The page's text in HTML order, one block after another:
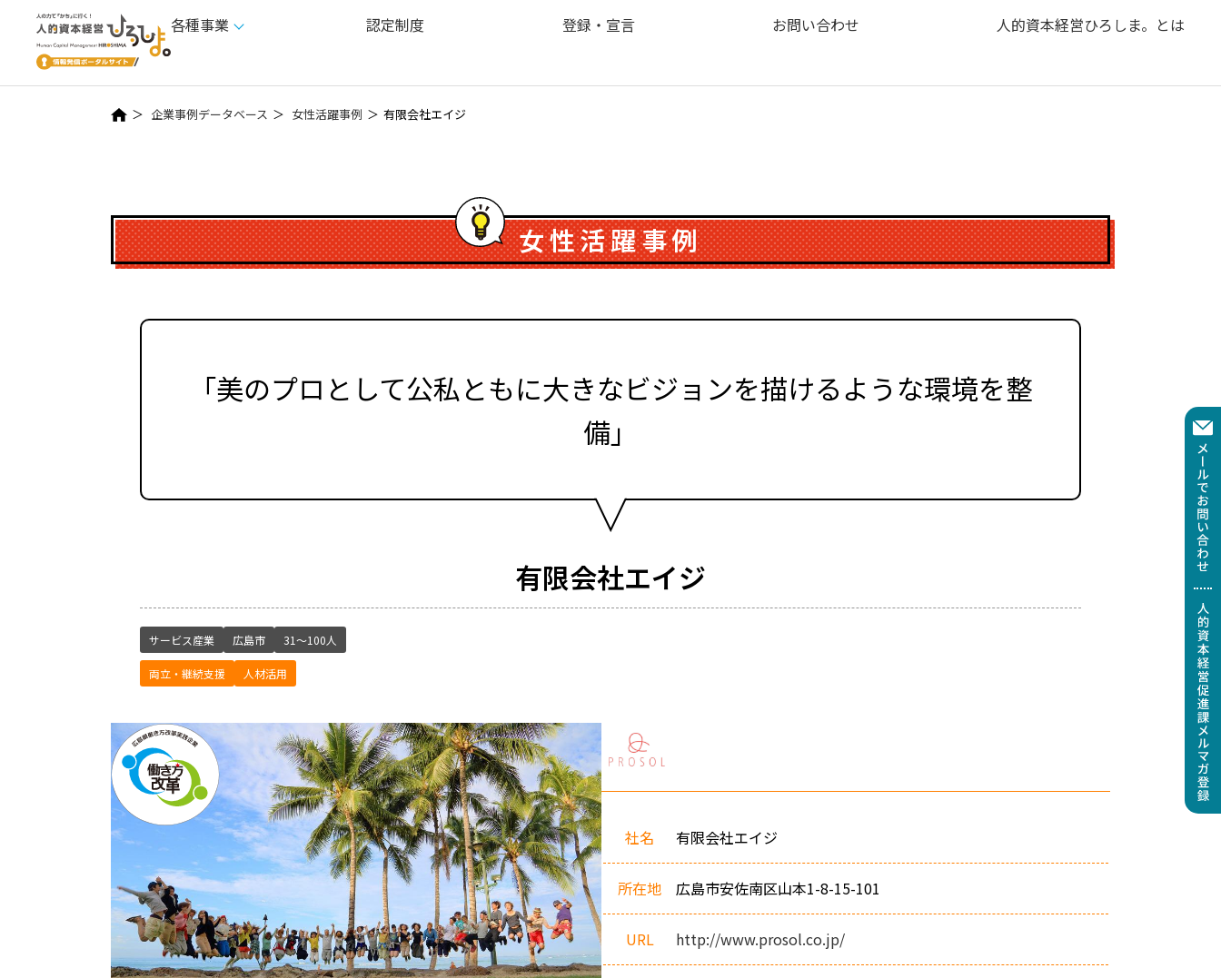
各種事業 認定制度 登録・宣言 お問い合わせ 人的資本経営ひろしま。とは
企業事例データベース 女性活躍事例 有限会社エイジ
女性活躍事例
「美のプロとして公私ともに大きなビジョンを描けるような環境を整
備」
有限会社エイジ
サービス産業 広島市 31～100人
両立・継続支援 人材活用
社名 有限会社エイジ
所在地 広島市安佐南区山本1-8-15-101
URL http://www.prosol.co.jp/